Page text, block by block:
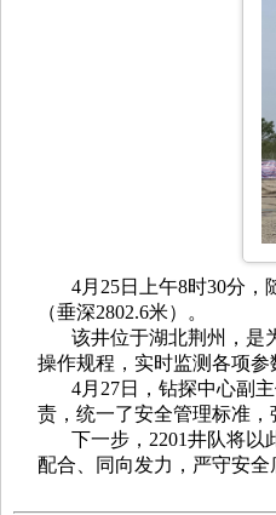
4月25日上午8时30分，
（垂深2802.6米）。
该井位于湖北荆州，是
操作规程，实时监测各项
4月27日，钻探中心副主
责，统一了安全管理标准
下一步，2201井队将以
配合、同向发力，严守安